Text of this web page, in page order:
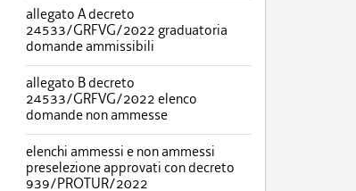
allegato A decreto
24533/GRFVG/2022 graduatoria
domande ammissibili
allegato B decreto
24533/GRFVG/2022 elenco
domande non ammesse
elenchi ammessi e non ammessi
preselezione approvati con decreto
939/PROTUR/2022